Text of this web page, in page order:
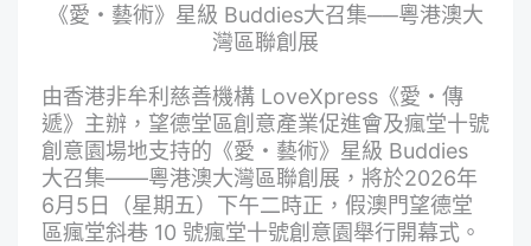
《愛・藝術》星級 Buddies大召集──粵港澳大
灣區聯創展
由香港非牟利慈善機構 LoveXpress《愛・傳
遞》主辦，望德堂區創意產業促進會及瘋堂十號
創意園場地支持的《愛・藝術》星級 Buddies
大召集——粵港澳大灣區聯創展，將於2026年
6月5日（星期五）下午二時正，假澳門望德堂
區瘋堂斜巷 10 號瘋堂十號創意園舉行開幕式。